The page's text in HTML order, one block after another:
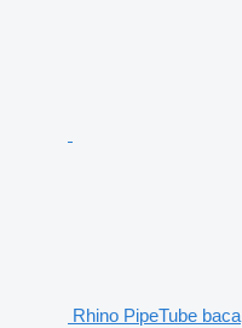
Rhino PipeTube baca